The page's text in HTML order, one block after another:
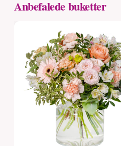
Anbefalede buketter